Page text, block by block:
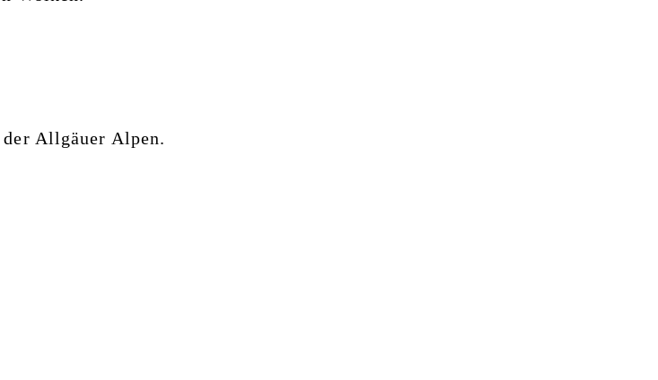
Allgäuer Alpen.